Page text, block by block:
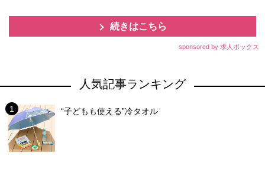
続きはこちら
sponsored by 求人ボックス
人気記事ランキング
“子どもも使える”冷タオル